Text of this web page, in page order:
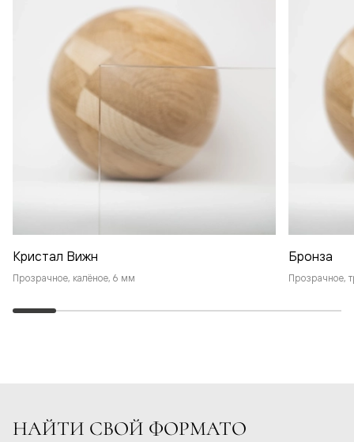
Кристал Вижн
Прозрачное, калёное, 6 мм
Бронза
Прозрачное,
НАЙТИ СВОЙ ФОРМАТО